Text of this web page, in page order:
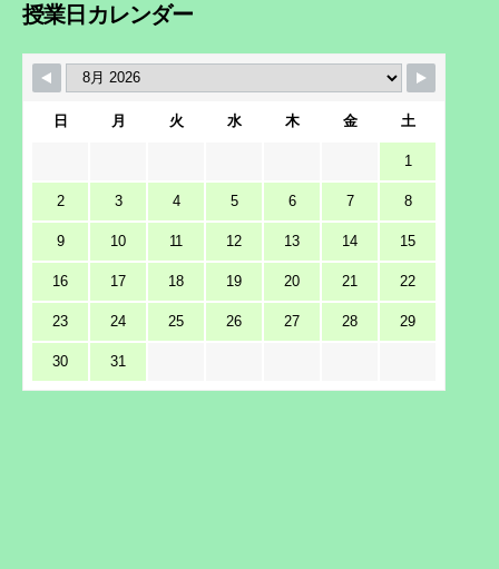
授業日カレンダー
日 月 火 水 木 金 土
1
2 3 4 5 6 7 8
9 10 11 12 13 14 15
16 17 18 19 20 21 22
23 24 25 26 27 28 29
30 31